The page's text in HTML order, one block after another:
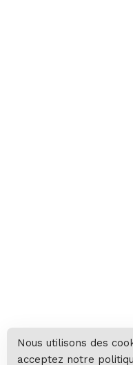
Nous utilisons des
acceptez notre